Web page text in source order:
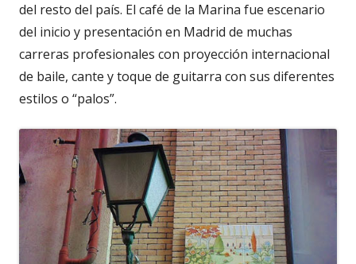
del resto del país. El café de la Marina fue escenario
del inicio y presentación en Madrid de muchas
carreras profesionales con proyección internacional
de baile, cante y toque de guitarra con sus diferentes
estilos o “palos”.